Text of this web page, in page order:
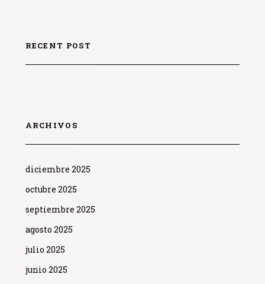
RECENT POST
ARCHIVOS
diciembre 2025
octubre 2025
septiembre 2025
agosto 2025
julio 2025
junio 2025